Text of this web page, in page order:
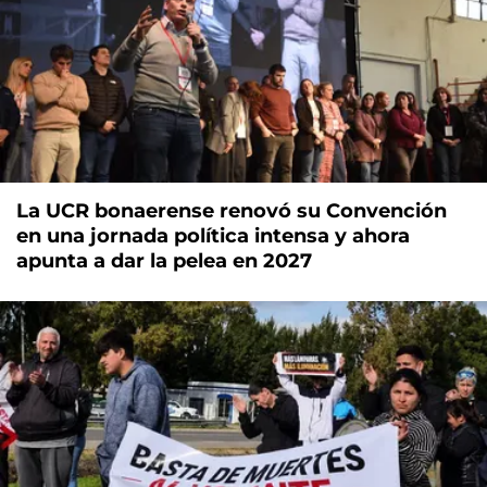
La UCR bonaerense renovó su Convención
en una jornada política intensa y ahora
apunta a dar la pelea en 2027